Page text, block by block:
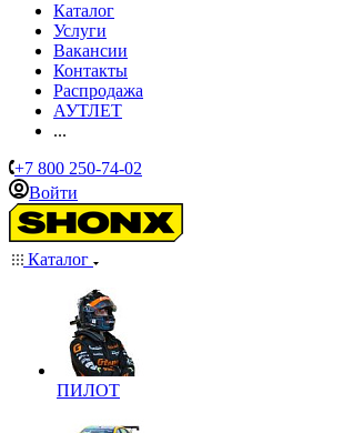
Каталог
Услуги
Вакансии
Контакты
Распродажа
АУТЛЕТ
...
+7 800 250-74-02
Войти
Каталог
ПИЛОТ